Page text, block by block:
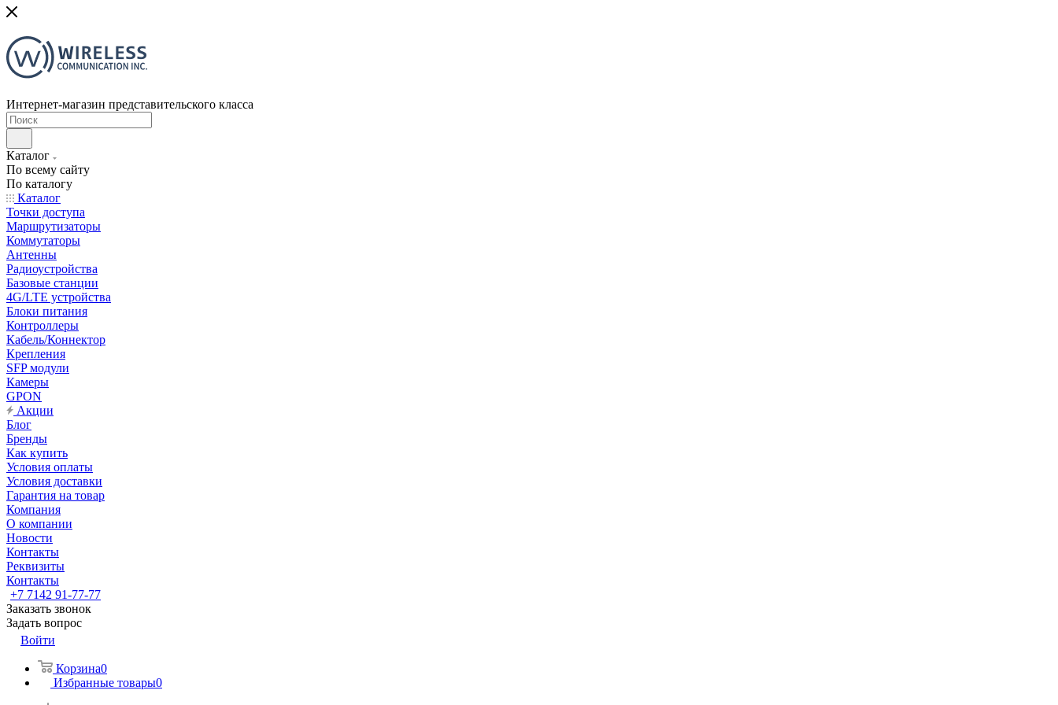
Интернет-магазин представительского класса
Каталог
По всему сайту
По каталогу
Каталог
Точки доступа
Маршрутизаторы
Коммутаторы
Антенны
Радиоустройства
Базовые станции
4G/LTE устройства
Блоки питания
Контроллеры
Кабель/Коннектор
Крепления
SFP модули
Камеры
GPON
Акции
Блог
Бренды
Как купить
Условия оплаты
Условия доставки
Гарантия на товар
Компания
О компании
Новости
Контакты
Реквизиты
Контакты
+7 7142 91-77-77
Заказать звонок
Задать вопрос
Войти
Корзина0
Избранные товары0